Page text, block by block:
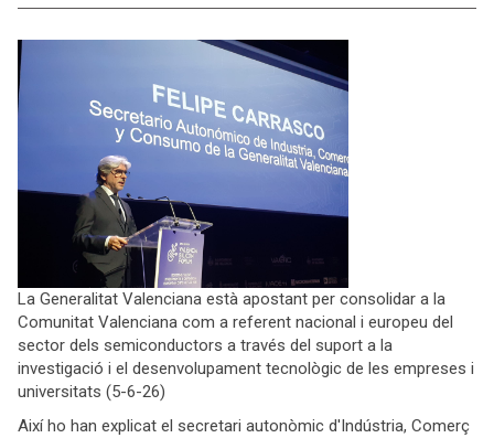
La Generalitat Valenciana està apostant per consolidar a la
Comunitat Valenciana com a referent nacional i europeu del
sector dels semiconductors a través del suport a la
investigació i el desenvolupament tecnològic de les empreses i
universitats (5-6-26)
Així ho han explicat el secretari autonòmic d'Indústria, Comerç